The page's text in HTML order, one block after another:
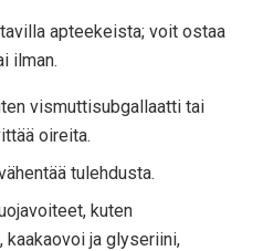
apteekeista; voit ostaa
ilman.
vismuttisubgallaatti tai
oireita.
tulehdusta.
kuten
ja glyseriini,